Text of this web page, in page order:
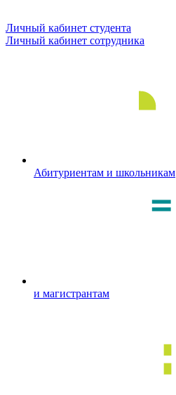
Личный кабинет студента
Личный кабинет сотрудника
Абитуриентам и школьникам
и магистрантам